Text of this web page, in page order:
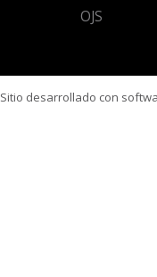
OJS
Sitio desarrollado con